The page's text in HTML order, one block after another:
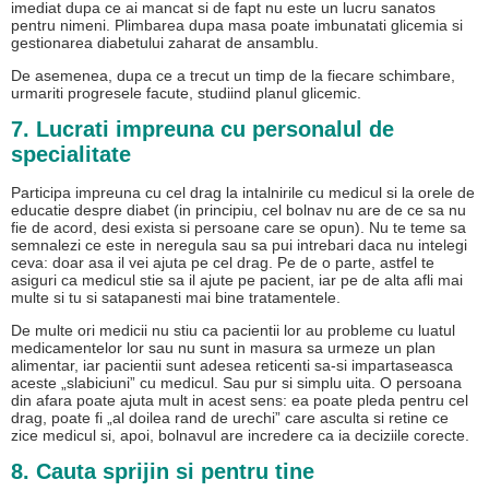
imediat dupa ce ai mancat si de fapt nu este un lucru sanatos
pentru nimeni. Plimbarea dupa masa poate imbunatati glicemia si
gestionarea diabetului zaharat de ansamblu.
De asemenea, dupa ce a trecut un timp de la fiecare schimbare,
urmariti progresele facute, studiind planul glicemic.
7. Lucrati impreuna cu personalul de
specialitate
Participa impreuna cu cel drag la intalnirile cu medicul si la orele de
educatie despre diabet (in principiu, cel bolnav nu are de ce sa nu
fie de acord, desi exista si persoane care se opun). Nu te teme sa
semnalezi ce este in neregula sau sa pui intrebari daca nu intelegi
ceva: doar asa il vei ajuta pe cel drag. Pe de o parte, astfel te
asiguri ca medicul stie sa il ajute pe pacient, iar pe de alta afli mai
multe si tu si satapanesti mai bine tratamentele.
De multe ori medicii nu stiu ca pacientii lor au probleme cu luatul
medicamentelor lor sau nu sunt in masura sa urmeze un plan
alimentar, iar pacientii sunt adesea reticenti sa-si impartaseasca
aceste „slabiciuni” cu medicul. Sau pur si simplu uita. O persoana
din afara poate ajuta mult in acest sens: ea poate pleda pentru cel
drag, poate fi „al doilea rand de urechi” care asculta si retine ce
zice medicul si, apoi, bolnavul are incredere ca ia deciziile corecte.
8. Cauta sprijin si pentru tine